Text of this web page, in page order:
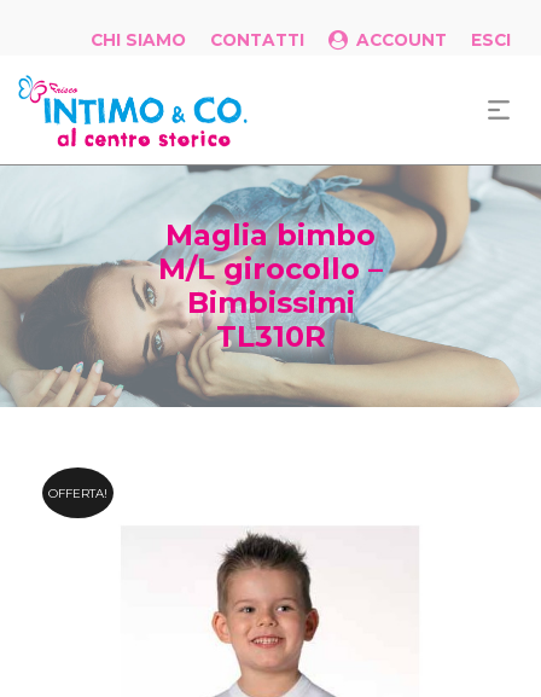
CHI SIAMO CONTATTI ACCOUNT ESCI
Maglia bimbo
M/L girocollo –
Bimbissimi
TL310R
OFFERTA!